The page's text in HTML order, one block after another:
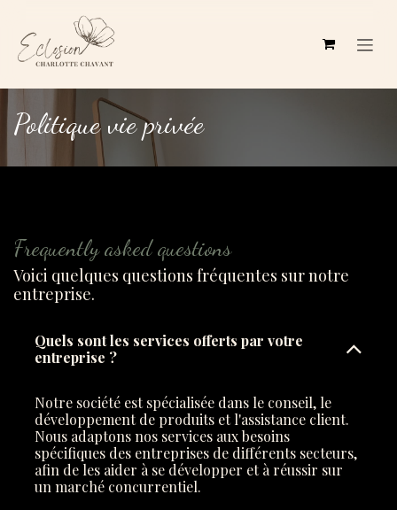
Politique vie privée
Frequently asked questions
Voici quelques questions fréquentes sur notre
entreprise.
Quels sont les services offerts par votre
entreprise ?
Notre société est spécialisée dans le conseil, le
développement de produits et l'assistance client.
Nous adaptons nos services aux besoins
spécifiques des entreprises de différents secteurs,
afin de les aider à se développer et à réussir sur
un marché concurrentiel.